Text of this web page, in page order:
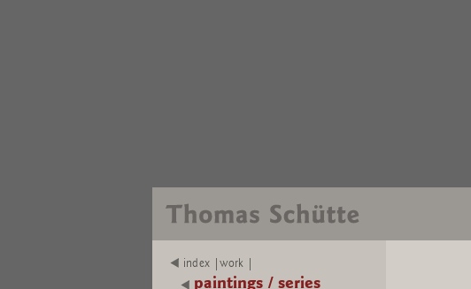
index |work |
paintings / series